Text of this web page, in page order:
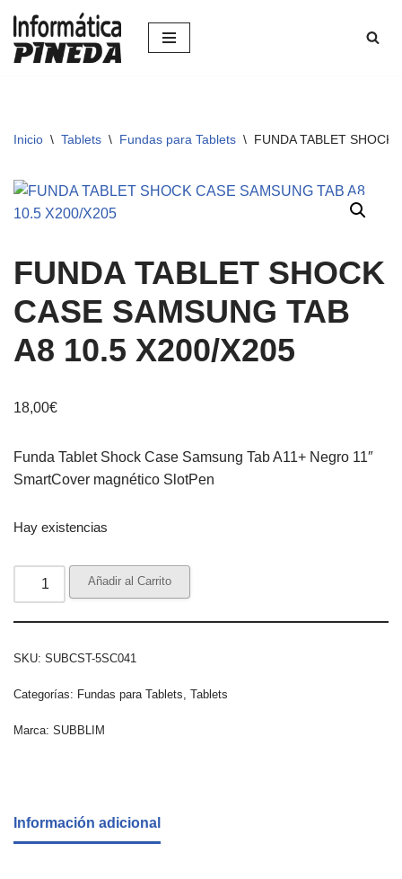
Saltar
Inicio \ Tablets \ Fundas para Tablets \ FUNDA TABLET SHOCK
FUNDA TABLET SHOCK
CASE SAMSUNG TAB
A8 10.5 X200/X205
18,00€
Funda Tablet Shock Case Samsung Tab A11+ Negro 11″
SmartCover magnético SlotPen
Hay existencias
Añadir al Carrito
SKU: SUBCST-5SC041
Categorías: Fundas para Tablets Tablets
Marca: SUBBLIM
Información adicional